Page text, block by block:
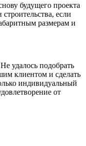
будущего проекта
если
размерам и
Не удалось подобрать
клиентом и сделать
индивидуальный
от